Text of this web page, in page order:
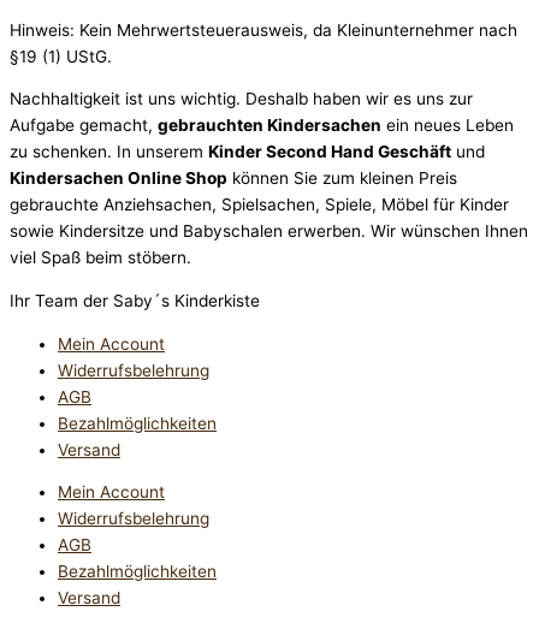
Hinweis: Kein Mehrwertsteuerausweis, da Kleinunternehmer nach
§19 (1) UStG.
Nachhaltigkeit ist uns wichtig. Deshalb haben wir es uns zur
Aufgabe gemacht, gebrauchten Kindersachen ein neues Leben
zu schenken. In unserem Kinder Second Hand Geschäft und
Kindersachen Online Shop können Sie zum kleinen Preis
gebrauchte Anziehsachen, Spiel­sachen, Spiele, Möbel für Kinder
sowie Kindersitze und Babyschalen erwerben. Wir wünschen Ihnen
viel Spaß beim stöbern.
Ihr Team der Saby´s Kinderkiste
Mein Account
Widerrufsbelehrung
AGB
Bezahlmöglichkeiten
Versand
Mein Account
Widerrufsbelehrung
AGB
Bezahlmöglichkeiten
Versand